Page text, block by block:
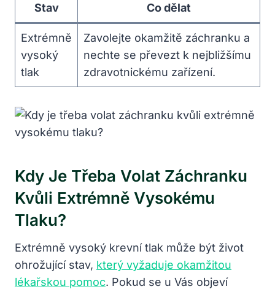
Stav Co dělat
Extrémně
vysoký
tlak
Zavolejte okamžitě záchranku a
nechte se převezt k nejbližšímu
zdravotnickému zařízení.
Kdy Je Třeba Volat Záchranku
Kvůli Extrémně Vysokému
Tlaku?
Extrémně vysoký krevní tlak může být život
ohrožující stav, který vyžaduje okamžitou
lékařskou pomoc. Pokud se u Vás objeví